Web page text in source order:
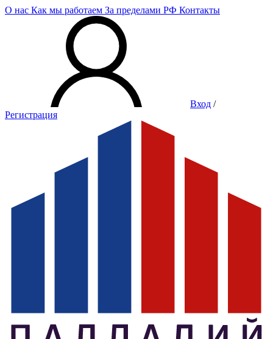
О нас Как мы работаем За пределами РФ Контакты
Вход /
Регистрация